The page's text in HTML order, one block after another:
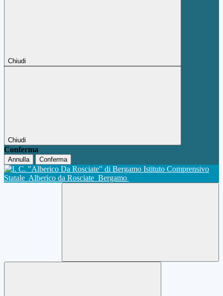
Chiudi
Chiudi
Conferma
Annulla Conferma
Istituto Comprensivo
Statale Alberico da Rosciate Bergamo